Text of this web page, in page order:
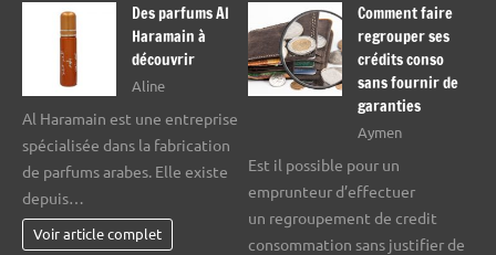
Des parfums Al
Haramain à
découvrir
Aline
Al Haramain est une entreprise
spécialisée dans la fabrication
de parfums arabes. Elle existe
depuis…
Voir article complet
Comment faire
regrouper ses
crédits conso
sans fournir de
garanties
Aymen
Est il possible pour un
emprunteur d’effectuer
un regroupement de credit
consommation sans justifier de